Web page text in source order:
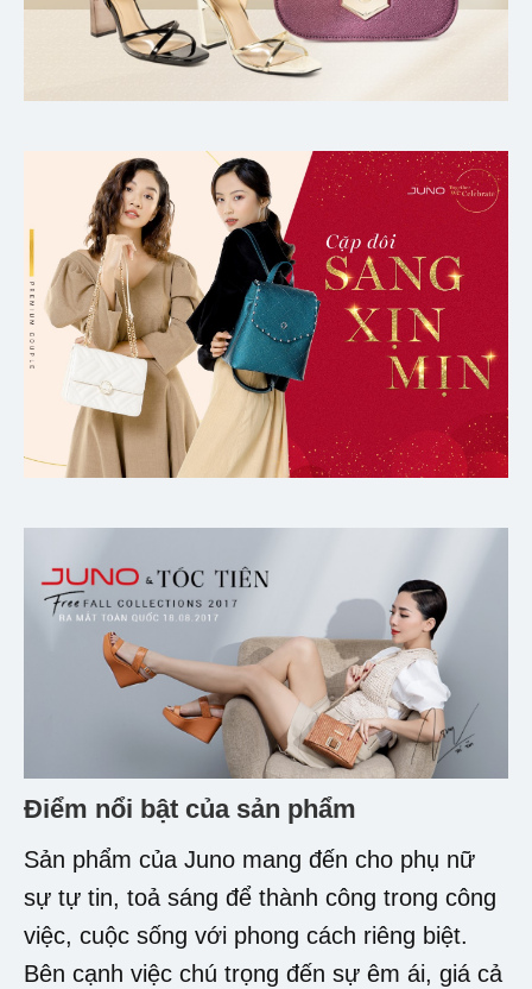
Điểm nổi bật của sản phẩm
Sản phẩm của Juno mang đến cho phụ nữ
sự tự tin, toả sáng để thành công trong công
việc, cuộc sống với phong cách riêng biệt.
Bên cạnh việc chú trọng đến sự êm ái, giá cả